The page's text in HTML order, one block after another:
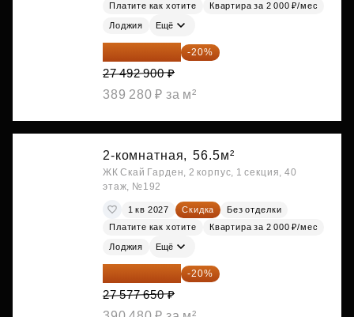
Платите как хотите
Квартира за 2 000 ₽/мес
Лоджия Ещё
21 994 320 ₽ -20%
27 492 900 ₽
389 280 ₽ за м²
2-комнатная, 56.5м²
ЖК Скай Гарден, 2 корпус, 1 секция, 40
этаж, №192
1 кв 2027 Скидка
Без отделки
Платите как хотите
Квартира за 2 000 ₽/мес
Лоджия Ещё
22 062 120 ₽ -20%
27 577 650 ₽